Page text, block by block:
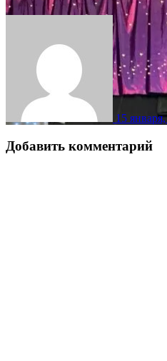
15
Добавить комментарий